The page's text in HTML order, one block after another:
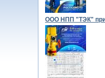
ООО НПП "ТЭК"